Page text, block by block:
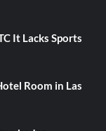
It Lacks Sports
Room in Las